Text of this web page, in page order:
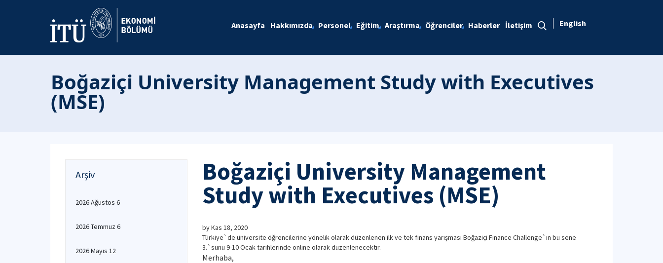
Anasayfa Hakkımızda Personel Eğitim Araştırma Öğrenciler Haberler İletişim English
Boğaziçi University Management Study with Executives
(MSE)
Arşiv
2026 Ağustos 6
2026 Temmuz 6
2026 Mayıs 12
Boğaziçi University Management
Study with Executives (MSE)
byKas 18, 2020
Türkiye`de üniversite öğrencilerine yönelik olarak düzenlenen ilk ve tek finans yarışması Boğaziçi Finance Challenge`ın bu sene
3.`sünü 9-10 Ocak tarihlerinde online olarak düzenlenecektir.
Merhaba,